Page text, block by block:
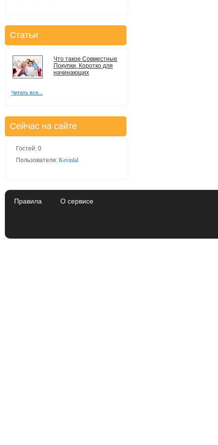
Статьи
Что такое Совместные
Покупки, Коротко для
начинающих
Читать все...
Сейчас на сайте
Гостей: 0
Пользователи: Kevinlal
Правила О сервисе